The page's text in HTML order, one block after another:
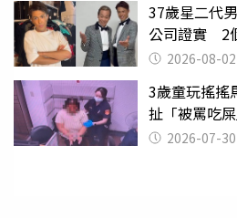
37歲星二代
公司證實 2
2026-08-02
3歲童玩搖
扯「被罵吃
監 2026-07-30